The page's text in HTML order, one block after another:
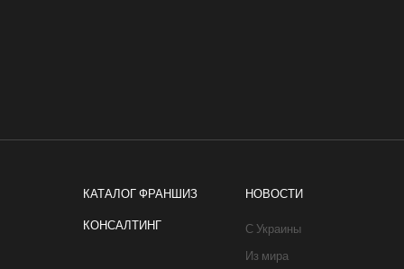
КАТАЛОГ ФРАНШИЗ
КОНСАЛТИНГ
НОВОСТИ
С Украины
Из мира